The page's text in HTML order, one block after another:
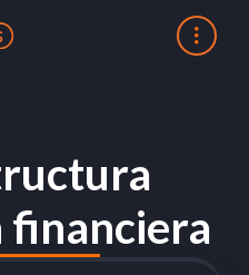
financiera